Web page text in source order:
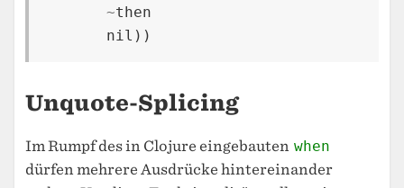
~then
nil ))
Unquote-Splicing
Im Rumpf des in Clojure eingebauten when
dürfen mehrere Ausdrücke hintereinander